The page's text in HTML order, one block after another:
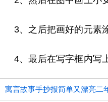
3、之后把画好的元素
4、最后在写字框内写
寓言故事手抄报简单又漂亮二